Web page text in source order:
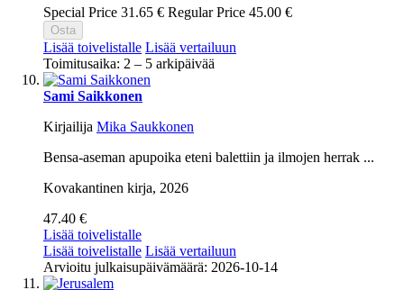
Special Price 31.65 € Regular Price 45.00 €
Osta
Lisää toivelistalle Lisää vertailuun
Toimitusaika: 2 – 5 arkipäivää
Sami Saikkonen
Kirjailija Mika Saukkonen
Bensa-aseman apupoika eteni balettiin ja ilmojen herrak ...
Kovakantinen kirja, 2026
47.40 €
Lisää toivelistalle
Lisää toivelistalle Lisää vertailuun
Arvioitu julkaisupäivämäärä: 2026-10-14